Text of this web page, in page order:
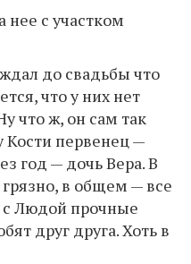
с участком
до свадьбы что
что у них нет
что ж, он сам так
Кости первенец —
год — дочь Вера. В
в общем — все
с Людой прочные
друг друга. Хоть в